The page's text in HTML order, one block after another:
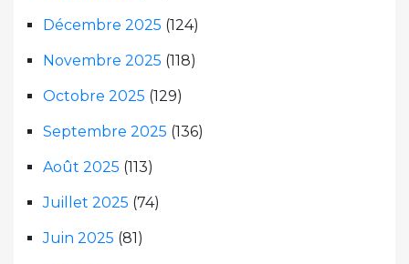
Décembre 2025 (124)
Novembre 2025 (118)
Octobre 2025 (129)
Septembre 2025 (136)
Août 2025 (113)
Juillet 2025 (74)
Juin 2025 (81)